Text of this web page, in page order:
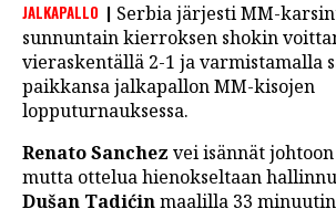
JALKAPALLO
Serbia järjesti MM-
sunnuntain kierroksen shokin
vieraskentällä 2-1 ja varmistamalla
paikkansa jalkapallon MM-kisojen
lopputurnauksessa.
Renato Sanchez vei isännät
mutta ottelua hienokseltaan
Dušan Tadićinmaalilla 33